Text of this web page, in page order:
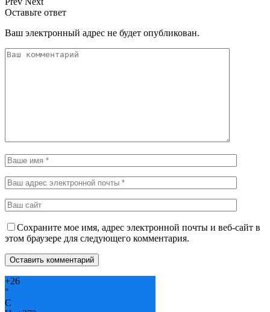
Оставьте ответ
Ваш электронный адрес не будет опубликован.
Сохраните мое имя, адрес электронной почты и веб-сайт в
этом браузере для следующего комментария.
+26
°
C